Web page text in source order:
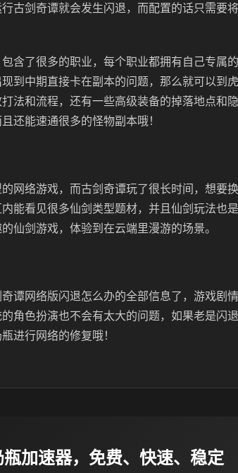
古剑奇谭就会发生闪退，而配置的话只需要
含了很多的职业，每个职业都拥有自己专属
到中期直接卡在副本的问题，那么就可以到
法和流程，还有一些高级装备的掉落地点和
还能速通很多的怪物副本哦！
网络游戏，而古剑奇谭玩了很长时间，想要
能看见很多仙剑类型题材，并且仙剑玩法也是
仙剑游戏，体验到在云端里漫游的场景。
谭网络版闪退怎么办的全部信息了，游戏剧
角色扮演也不会有太大的问题，如果老是闪
进行网络的修复哦！
瓶加速器，免费、快速、稳定